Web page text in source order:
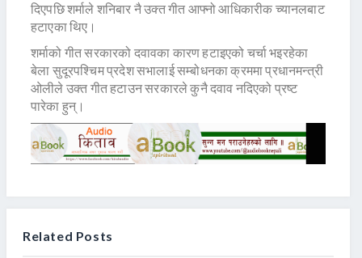
दिएपछि शर्माले शनिबार नै उक्त गीत आफ्नो आधिकारीक च्यानलबाट
हटाएका थिए।
शर्माको गीत सरकारको दवावका कारण हटाइएको चर्चा भइरहेका
बेला सुदूरपश्चिम प्रदेश सभालाई सम्बोधनका क्रममा प्रधानमन्त्री
ओलीले उक्त गीत हटाउन सरकारले कुनै दवाव नदिएको प्रष्ट
पारेका हुन्।
Related Posts